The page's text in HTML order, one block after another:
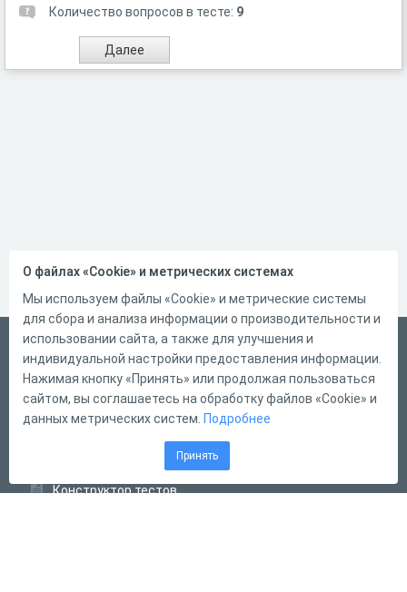
Количество вопросов в тесте: 9
Русский
Справка
Форма обратной связи
Конструктор тестов
О файлах «Cookie» и метрических системах
Мы используем файлы «Cookie» и метрические системы
для сбора и анализа информации о производительности и
использовании сайта, а также для улучшения и
индивидуальной настройки предоставления информации.
Нажимая кнопку «Принять» или продолжая пользоваться
сайтом, вы соглашаетесь на обработку файлов «Cookie» и
данных метрических систем. Подробнее
Принять